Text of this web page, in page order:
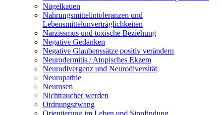
Nägelkauen
Nahrungsmittelintoleranzen und
Lebensmittelunverträglichkeiten
Narzissmus und toxische Beziehung
Negative Gedanken
Negative Glaubenssätze positiv verändern
Neurodermitis / Atopisches Ekzem
Neurodivergenz und Neurodiversität
Neuropathie
Neurosen
Nichtraucher werden
Ordnungszwang
Orientierung im Leben und Sinnfindung